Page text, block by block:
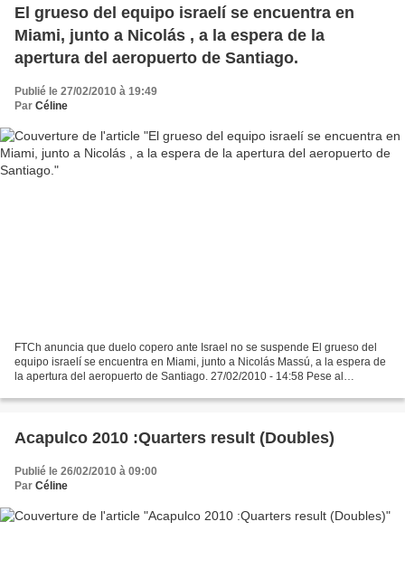
El grueso del equipo israelí se encuentra en
Miami, junto a Nicolás , a la espera de la
apertura del aeropuerto de Santiago.
Publié le 27/02/2010 à 19:49
Par Céline
FTCh anuncia que duelo copero ante Israel no se suspende El grueso del
equipo israelí se encuentra en Miami, junto a Nicolás Massú, a la espera de
la apertura del aeropuerto de Santiago. 27/02/2010 - 14:58 Pese al
Acapulco 2010 :Quarters result (Doubles)
Publié le 26/02/2010 à 09:00
Par Céline